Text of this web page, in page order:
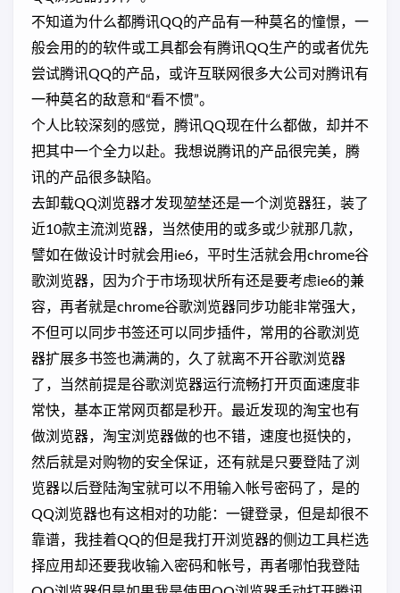
不知道为什么都腾讯QQ的产品有一种莫名的憧憬，一
般会用的的软件或工具都会有腾讯QQ生产的或者优先
尝试腾讯QQ的产品，或许互联网很多大公司对腾讯有
一种莫名的敌意和“看不惯”。
个人比较深刻的感觉，腾讯QQ现在什么都做，却并不
把其中一个全力以赴。我想说腾讯的产品很完美，腾
讯的产品很多缺陷。
去卸载QQ浏览器才发现堃埜还是一个浏览器狂，装了
近10款主流浏览器，当然使用的或多或少就那几款，
譬如在做设计时就会用ie6，平时生活就会用chrome谷
歌浏览器，因为介于市场现状所有还是要考虑ie6的兼
容，再者就是chrome谷歌浏览器同步功能非常强大，
不但可以同步书签还可以同步插件，常用的谷歌浏览
器扩展多书签也满满的，久了就离不开谷歌浏览器
了，当然前提是谷歌浏览器运行流畅打开页面速度非
常快，基本正常网页都是秒开。最近发现的淘宝也有
做浏览器，淘宝浏览器做的也不错，速度也挺快的，
然后就是对购物的安全保证，还有就是只要登陆了浏
览器以后登陆淘宝就可以不用输入帐号密码了，是的
QQ浏览器也有这相对的功能：一键登录，但是却很不
靠谱，我挂着QQ的但是我打开浏览器的侧边工具栏选
择应用却还要我收输入密码和帐号，再者哪怕我登陆